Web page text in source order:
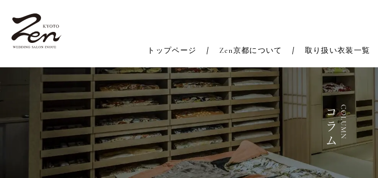
トップページ Zen京都について 取り扱い衣装一覧